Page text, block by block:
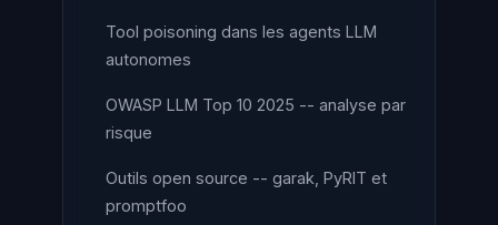
Tool poisoning dans les agents LLM
autonomes
OWASP LLM Top 10 2025 -- analyse par
risque
Outils open source -- garak, PyRIT et
promptfoo